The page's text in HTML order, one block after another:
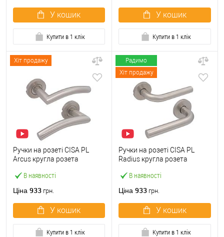
У кошик
Купити в 1 клік
У кошик
Купити в 1 клік
Хіт продажу
В наявності
Ручки на розеті CISA PL
Arcus кругла розета
Ціна 933 грн.
У кошик
Купити в 1 клік
Радимо
Хіт продажу
В наявності
Ручки на розеті CISA PL
Radius кругла розета
Ціна 933 грн.
У кошик
Купити в 1 клік